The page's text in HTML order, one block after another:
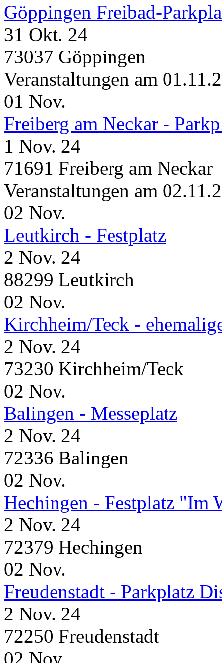
Göppingen Freibad-
31 Okt. 24
73037 Göppingen
Veranstaltungen am
01 Nov.
Freiberg am Neckar -
1 Nov. 24
71691 Freiberg am Neckar
Veranstaltungen am
02 Nov.
Leutkirch - Festplatz
2 Nov. 24
88299 Leutkirch
02 Nov.
Kirchheim/Teck -
2 Nov. 24
73230 Kirchheim/Teck
02 Nov.
Balingen - Messeplatz
2 Nov. 24
72336 Balingen
02 Nov.
Hechingen - Festplatz "Im
2 Nov. 24
72379 Hechingen
02 Nov.
Freudenstadt - Parkplatz
2 Nov. 24
72250 Freudenstadt
02 Nov.